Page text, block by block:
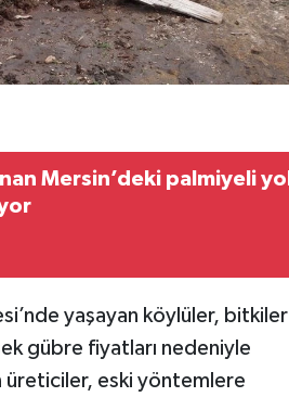
Mersin’deki palmiyeli yol
yaşayan köylüler, bitkiler
gübre fiyatları nedeniyle
üreticiler, eski yöntemlere